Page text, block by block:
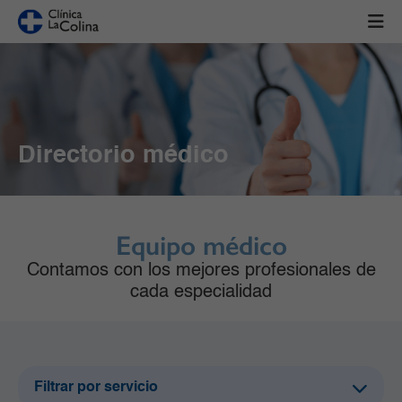
Directorio médico
Equipo médico
Contamos con los mejores profesionales de
cada especialidad
Filtrar por servicio